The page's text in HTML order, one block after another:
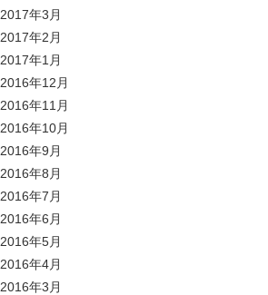
2017年3月
2017年2月
2017年1月
2016年12月
2016年11月
2016年10月
2016年9月
2016年8月
2016年7月
2016年6月
2016年5月
2016年4月
2016年3月